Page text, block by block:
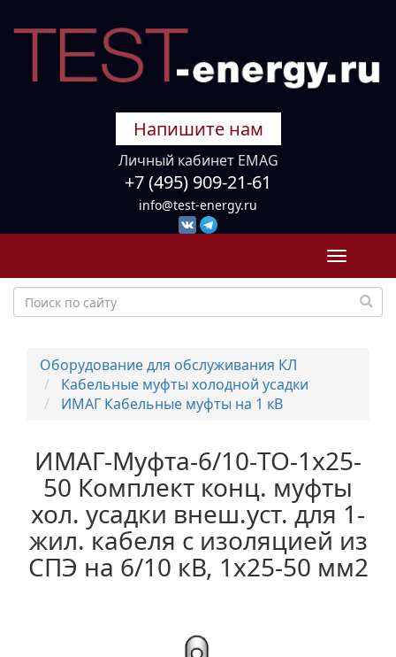
Напишите нам
Личный кабинет EMAG
+7 (495) 909-21-61
info@test-energy.ru
Toggle
Оборудование для обслуживания КЛ
Кабельные муфты холодной усадки
ИМАГ Кабельные муфты на 1 кВ
ИМАГ-Муфта-6/10-TO-1х25-
50 Комплект конц. муфты
хол. усадки внеш.уст. для 1-
жил. кабеля с изоляцией из
СПЭ на 6/10 кВ, 1х25-50 мм2